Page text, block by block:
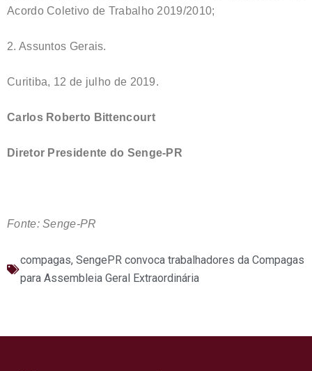
Acordo Coletivo de Trabalho 2019/2010;
2. Assuntos Gerais.
Curitiba, 12 de julho de 2019.
Carlos Roberto Bittencourt
Diretor Presidente do Senge-PR
Fonte: Senge-PR
compagas, SengePR convoca trabalhadores da Compagas
para Assembleia Geral Extraordinária